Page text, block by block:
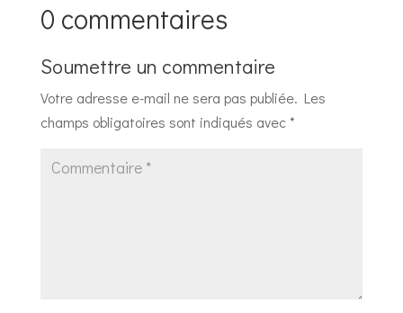
0 commentaires
Soumettre un commentaire
Votre adresse e-mail ne sera pas publiée. Les
champs obligatoires sont indiqués avec*